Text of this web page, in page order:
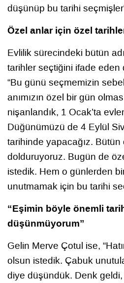
düşünüp bu tarihi
Özel anlar için özel
Evlilik sürecindeki bütün
tarihler seçtiğini ifade eden
“Bu günü seçmemizin
anımızın özel bir gün
nişanlandık, 1 Ocak’ta
Düğünümüzü de 4 Eylül
tarihinde yapacağız.
dolduruyoruz. Bugün de
istedik. Hem o günlerden
unutmamak için bu tarihi
“Eşimin böyle önemli
düşünmüyorum”
Gelin Merve Çotul ise,
olsun istedik. Çabuk
diye düşündük. Denk